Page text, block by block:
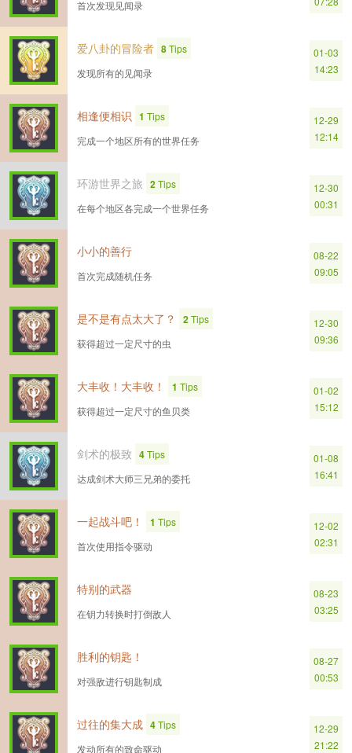
首次发现见闻录
爱八卦的冒险者 8Tips
发现所有的见闻录
01-03
14:23
相逢便相识 1 Tips
完成一个地区所有的世界任务
12-29
12:14
环游世界之旅 2Tips
在每个地区各完成一个世界任务
12-30
00:31
小小的善行
首次完成随机任务
08-22
09:05
是不是有点太大了？ 2Tips
获得超过一定尺寸的虫
12-30
09:36
大丰收！大丰收！ 1 Tips
获得超过一定尺寸的鱼贝类
01-02
15:12
剑术的极致 4Tips
达成剑术大师三兄弟的委托
01-08
16:41
一起战斗吧！ 1 Tips
首次使用指令驱动
12-02
02:31
特别的武器
在钥力转换时打倒敌人
08-23
03:25
胜利的钥匙！
对强敌进行钥匙制成
08-27
00:53
过往的集大成 4Tips
发动所有的致命驱动
12-29
21:22